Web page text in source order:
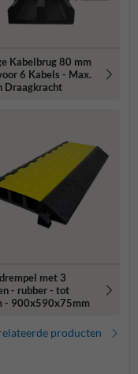
Kabelbrug 80 mm
6 Kabels - Max.
Draagkracht
met 3
- rubber - tot
- 900x590x75mm
producten